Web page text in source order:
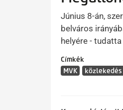
Június 8-án,
belváros
helyére - tudatta
Címkék
MVK
közlekedés